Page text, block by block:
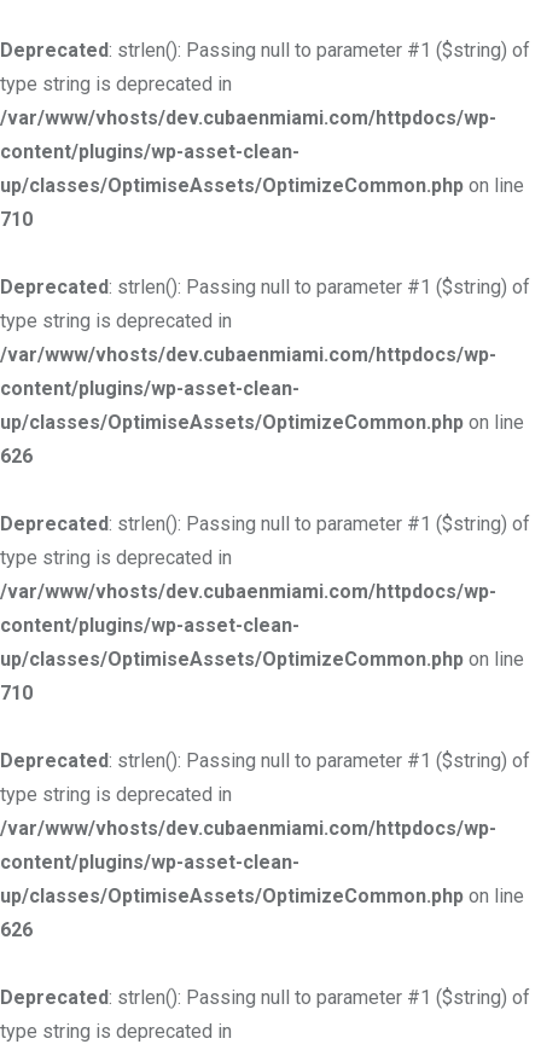
Deprecated: strlen(): Passing null to parameter #1 ($string) of
type string is deprecated in
/var/www/vhosts/dev.cubaenmiami.com/httpdocs/wp-
content/plugins/wp-asset-clean-
up/classes/OptimiseAssets/OptimizeCommon.php on line
710
Deprecated: strlen(): Passing null to parameter #1 ($string) of
type string is deprecated in
/var/www/vhosts/dev.cubaenmiami.com/httpdocs/wp-
content/plugins/wp-asset-clean-
up/classes/OptimiseAssets/OptimizeCommon.php on line
626
Deprecated: strlen(): Passing null to parameter #1 ($string) of
type string is deprecated in
/var/www/vhosts/dev.cubaenmiami.com/httpdocs/wp-
content/plugins/wp-asset-clean-
up/classes/OptimiseAssets/OptimizeCommon.php on line
710
Deprecated: strlen(): Passing null to parameter #1 ($string) of
type string is deprecated in
/var/www/vhosts/dev.cubaenmiami.com/httpdocs/wp-
content/plugins/wp-asset-clean-
up/classes/OptimiseAssets/OptimizeCommon.php on line
626
Deprecated: strlen(): Passing null to parameter #1 ($string) of
type string is deprecated in